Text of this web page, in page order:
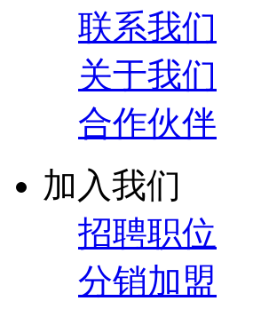
联系我们
关于我们
合作伙伴
加入我们
招聘职位
分销加盟